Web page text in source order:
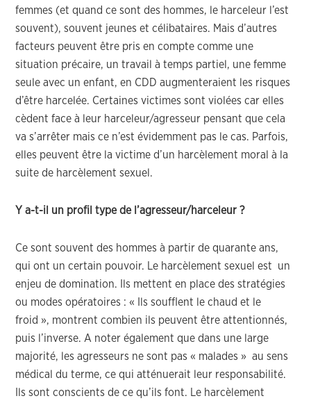
femmes (et quand ce sont des hommes, le harceleur l’est
souvent), souvent jeunes et célibataires. Mais d’autres
facteurs peuvent être pris en compte comme une
situation précaire, un travail à temps partiel, une femme
seule avec un enfant, en CDD augmenteraient les risques
d’être harcelée. Certaines victimes sont violées car elles
cèdent face à leur harceleur/agresseur pensant que cela
va s’arrêter mais ce n’est évidemment pas le cas. Parfois,
elles peuvent être la victime d’un harcèlement moral à la
suite de harcèlement sexuel.
Y a-t-il un profil type de l’agresseur/harceleur ?
Ce sont souvent des hommes à partir de quarante ans,
qui ont un certain pouvoir. Le harcèlement sexuel est un
enjeu de domination. Ils mettent en place des stratégies
ou modes opératoires : « Ils soufflent le chaud et le
froid », montrent combien ils peuvent être attentionnés,
puis l’inverse. A noter également que dans une large
majorité, les agresseurs ne sont pas « malades » au sens
médical du terme, ce qui atténuerait leur responsabilité.
Ils sont conscients de ce qu’ils font. Le harcèlement